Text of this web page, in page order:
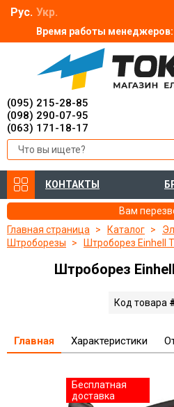
Время работы
Рус. Укр.
(095) 215-28-85
(098) 290-07-95
(063) 171-18-17
КОНТАКТЫ
Вам
Главная страница
Каталог
Штроборезы
Штроборез Einhell
Штроборез
Код товара
Главная Характеристики
Бесплатная
доставка